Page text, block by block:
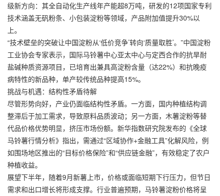
级新方向：其全自动化生产线年产能超8万吨，研发的12项国家专利
技术涵盖无矾粉条、小包装淀粉等领域，产品附加值提升30%以
上。
“技术壁垒的突破让中国淀粉从‘低价竞争’转向‘质量取胜’。”中国淀粉
工业协会专家表示，国际马铃薯中心亚太中心与定西合作的抗旱耐
盐碱种质资源项目，已培育出兼具高淀粉含量（达22%）和抗晚疫
病特性的新品种，单产较传统品种提高15%。
挑战与机遇：结构性矛盾待解
尽管形势向好，产业仍面临结构性矛盾。一方面，国内种植结构调
整滞后于加工需求，导致原料品质波动；另一方面，木薯淀粉等替
代品价格优势明显，挤压市场份额。新华指数研究院发布的《全球
马铃薯行情分析》指出，需通过“区域协作+金融工具”化解风险，例
如围场地区推出的“目标价格保险”和“供应链金融”，有效稳定了农户
种植收益。
展望下半年，随着9月新薯上市，价格或面临短期下行压力，但节日
需求和出口增长将形成支撑。行业普遍预期，马铃薯淀粉价格将呈